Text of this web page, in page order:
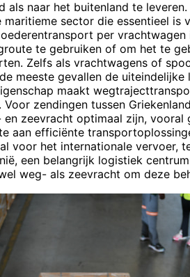
als naar het buitenland te
sector die essentieel is
per
te gebruiken of om het te
Zelfs als vrachtwagens of
meeste gevallen de uiteindelijke
maakt
zendingen tussen
zeevracht optimaal zijn, vooral
aan efficiënte
voor het internationale vervoer,
een belangrijk logistiek
weg- als zeevracht om deze